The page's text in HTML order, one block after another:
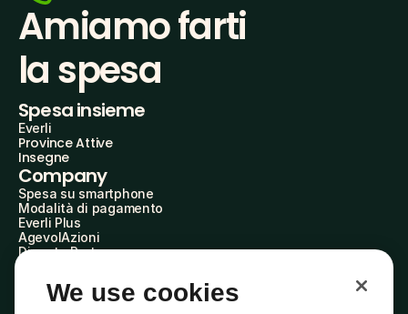
Amiamo farti
la spesa
Spesa insieme
Everli
Province Attive
Insegne
Company
Spesa su smartphone
Modalità di pagamento
Everli Plus
AgevolAzioni
Diventa Partner
Everli Shoppers
About Us
We use cookies